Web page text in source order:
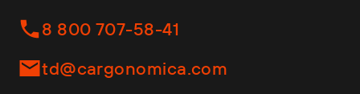
Контейнеровозы
Самосвалы
Ломовозы
Helfimmer
JAC
Kassbohrer
8 800 707-58-41
td@cargonomica.com